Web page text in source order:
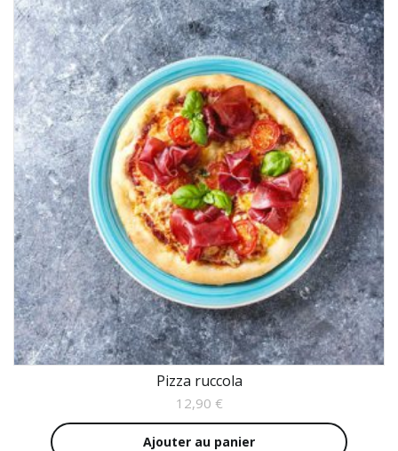
Pizza ruccola
12,90 €
Ajouter au panier